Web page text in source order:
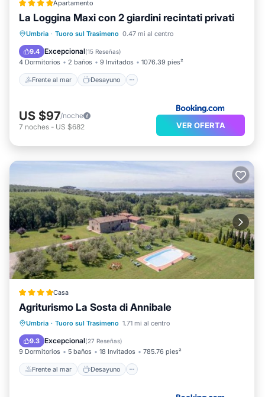
Apartamento
La Loggina Maxi con 2 giardini recintati privati
Umbria · Tuoro sul Trasimeno 0.47 mi al centro
9.4 Excepcional(15 Reseñas)
4 Dormitorios 2 baños 9 Invitados 1076.39 pies²
Frente al mar Desayuno
Frente al mar
Desayuno
Estación de carga para vehículos eléctricos
Aparcamiento
US $97/noche
7 noches - US $682 VER OFERTA
Casa
Agriturismo La Sosta di Annibale
Umbria · Tuoro sul Trasimeno 1.71 mi al centro
9.3 Excepcional(27 Reseñas)
9 Dormitorios 5 baños 18 Invitados 785.76 pies²
Frente al mar Desayuno
Frente al mar
Desayuno
Aparcamiento